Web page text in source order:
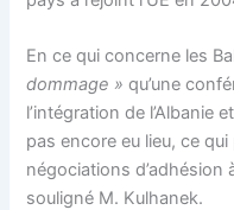
En ce qui concerne les
dommage » qu’une
l’intégration de l’Albanie
pas encore eu lieu, ce
négociations d’adhésion
souligné M. Kulhanek.